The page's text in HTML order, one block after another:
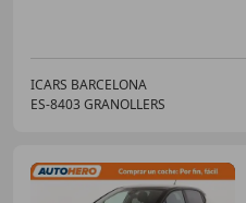
ICARS BARCELONA
ES-8403 GRANOLLERS